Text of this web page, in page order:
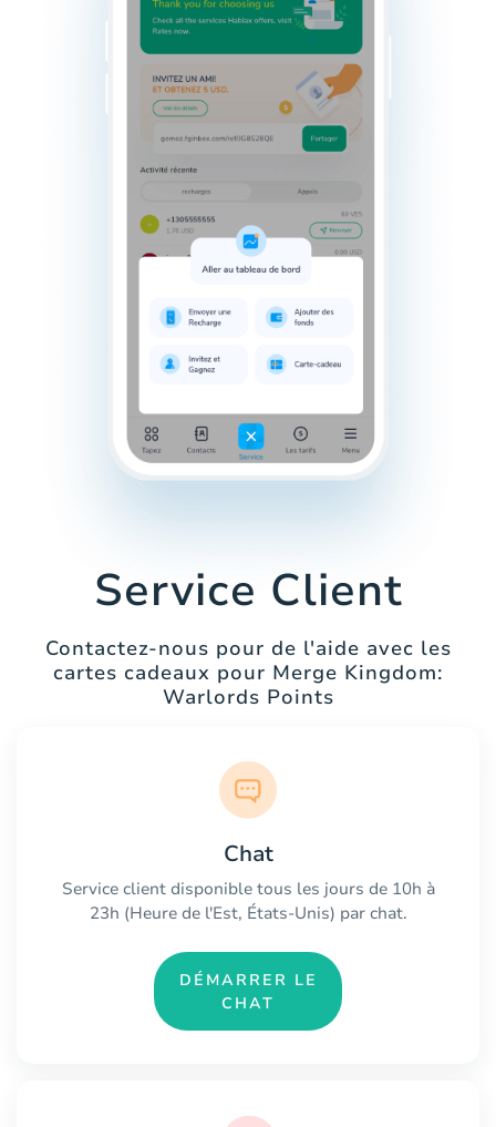
Service Client
Contactez-nous pour de l'aide avec les
cartes cadeaux pour Merge Kingdom:
Warlords Points
Chat
Service client disponible tous les jours de 10h à
23h (Heure de l'Est, États-Unis) par chat.
DÉMARRER LE
CHAT